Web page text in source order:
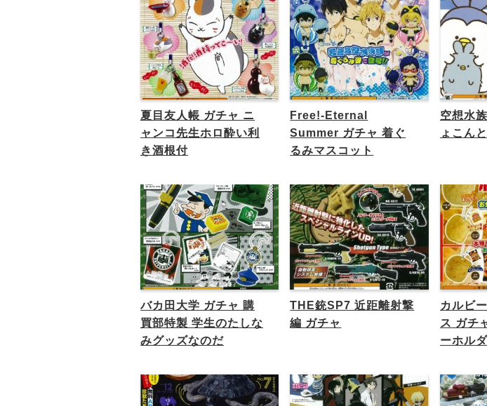
夏目友人帳 ガチャ ニ
ャンコ先生ホロ酔い利
き酒根付
Free!-Eternal
Summer ガチャ 着ぐ
るみマスコット
空想水
ょこん
バカ田大学 ガチャ 購
買部特製 学生のたしな
みグッズなのだ
THE銃SP7 近距離射撃
編 ガチャ
カルビ
ス ガチ
ーホル